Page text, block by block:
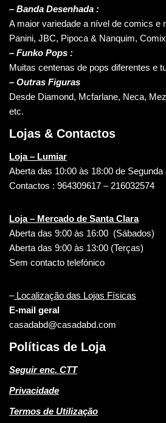
– Banda Desenhada :
A maior variedade a nível de comics e
Panini, JBC, Pipoca & Nanquim,
– Funko Pops :
Muitas centenas de pops diferentes e
– Outras Figuras
Desde Diamond, Mcfarlane, Neca,
etc.
Lojas & Contactos
Loja – Lumiar
Aberta das 10:00 às 18:00 de Segunda
Contactos : 964309617 – 216032574
Loja – Mercado de Santa Clara
Aberta das 9:00 às 16:00 (Sábados)
Aberta das 9:00 às 13:00 (Terças)
Sem contacto telefónico
–Localização das Lojas Físicas
E-mail geral
casadabd@casadabd.com
Políticas de Loja
Seguir enc. CTT
Privacidade
Termos de Utilização